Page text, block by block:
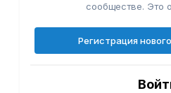
сообществе. Это
Регистрация